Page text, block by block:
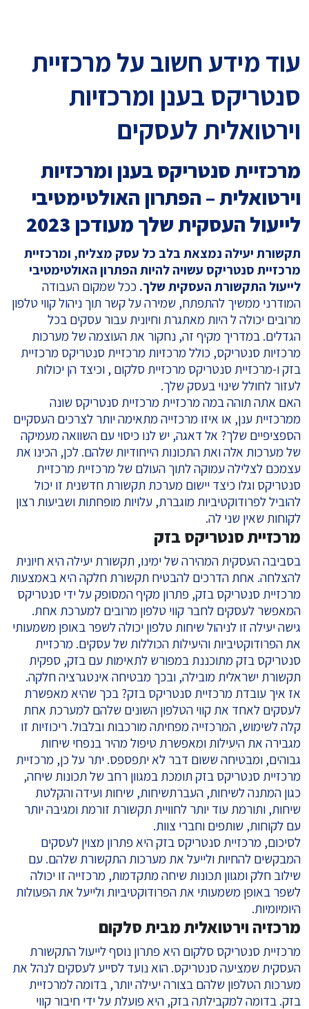
עוד מידע חשוב על מרכזיית
סנטריקס בענן ומרכזיות
וירטואלית לעסקים
מרכזיית סנטריקס בענן ומרכזיות
וירטואלית – הפתרון האולטימטיבי
לייעול העסקית שלך מעודכן 2023
תקשורת יעילה נמצאת בלב כל עסק מצליח, ומרכזיית
מרכזיית סנטריקס עשויה להיות הפתרון האולטימטיבי
לייעול התקשורת העסקית שלך. ככל שמקום העבודה
המודרני ממשיך להתפתח, שמירה על קשר תוך ניהול קווי טלפון
מרובים יכולה ל היות מאתגרת וחיונית עבור עסקים בכל
הגדלים. במדריך מקיף זה, נחקור את העוצמה של מערכות
מרכזיות סנטריקס, כולל מרכזיות מרכזיית סנטריקס מרכזיית
בזק ו-מרכזיית סנטריקס מרכזיית סלקום , וכיצד הן יכולות
לעזור לחולל שינוי בעסק שלך.
האם אתה תוהה במה מרכזיית מרכזיית סנטריקס שונה
ממרכזיית ענן, או איזו מרכזייה מתאימה יותר לצרכים העסקיים
הספציפיים שלך? אל דאגה, יש לנו כיסוי עם השוואה מעמיקה
של מערכות אלה ואת התכונות הייחודיות שלהם. לכן, הכינו את
עצמכם לצלילה עמוקה לתוך העולם של מרכזיית מרכזיית
סנטריקס וגלו כיצד יישום מערכת תקשורת חדשנית זו יכול
להוביל לפרודוקטיביות מוגברת, עלויות מופחתות ושביעות רצון
לקוחות שאין שני לה.
מרכזיית סנטריקס בזק
בסביבה העסקית המהירה של ימינו, תקשורת יעילה היא חיונית
להצלחה. אחת הדרכים להבטיח תקשורת חלקה היא באמצעות
מרכזיית סנטריקס בזק, פתרון מקיף המסופק על ידי סנטריקס
המאפשר לעסקים לחבר קווי טלפון מרובים למערכת אחת.
גישה יעילה זו לניהול שיחות טלפון יכולה לשפר באופן משמעותי
את הפרודוקטיביות והיעילות הכוללות של עסקים. מרכזיית
סנטריקס בזק מתוכננת במפורש לתאימות עם בזק, ספקית
תקשורת ישראלית מובילה, ובכך מבטיחה אינטגרציה חלקה.
אז איך עובדת מרכזיית סנטריקס בזק? בכך שהיא מאפשרת
לעסקים לאחד את קווי הטלפון השונים שלהם למערכת אחת
קלה לשימוש, המרכזייה מפחיתה מורכבות ובלבול. ריכוזיות זו
מגבירה את היעילות ומאפשרת טיפול מהיר בנפחי שיחות
גבוהים, ומבטיחה ששום דבר לא יתפספס. יתר על כן, מרכזיית
מרכזיית סנטריקס בזק תומכת במגוון רחב של תכונות שיחה,
כגון המתנה לשיחות, העברתשיחות, שיחות ועידה והקלטת
שיחות, ותורמת עוד יותר לחוויית תקשורת זורמת ומגיבה יותר
עם לקוחות, שותפים וחברי צוות.
לסיכום, מרכזיית סנטריקס בזק היא פתרון מצוין לעסקים
המבקשים להחיות ולייעל את מערכות התקשורת שלהם. עם
שילוב חלק ומגוון תכונות שיחה מתקדמות, מרכזייה זו יכולה
לשפר באופן משמעותי את הפרודוקטיביות ולייעל את הפעולות
היומיומיות.
מרכזיה וירטואלית מבית סלקום
מרכזיית סנטריקס סלקום היא פתרון נוסף לייעול התקשורת
העסקית שמציעה סנטריקס. הוא נועד לסייע לעסקים לנהל את
מערכות הטלפון שלהם בצורה יעילה יותר, בדומה למרכזיית
בזק. בדומה למקבילתה בזק, היא פועלת על ידי חיבור קווי